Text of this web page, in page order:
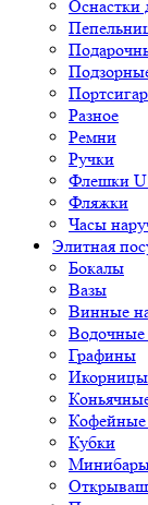
Оснастки
Разное
Ремни
Ручки
Флешки
Фляжки
Часы
Элитная
Бокалы
Вазы
Винные
Графины
Икорницы
Кубки